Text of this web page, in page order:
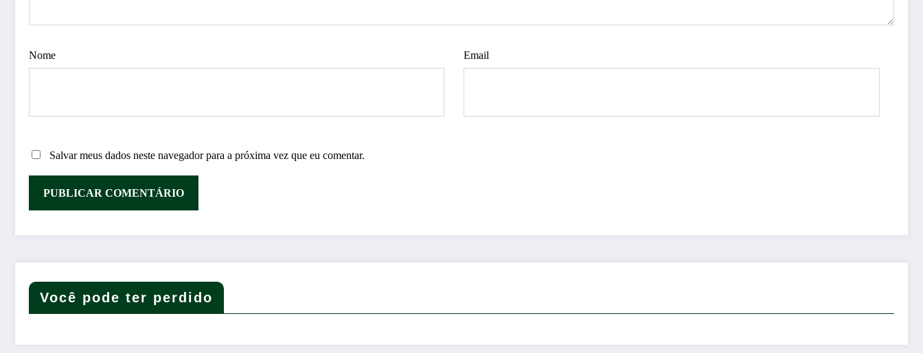
Nome Email
Salvar meus dados neste navegador para a próxima vez que eu comentar.
Você pode ter perdido